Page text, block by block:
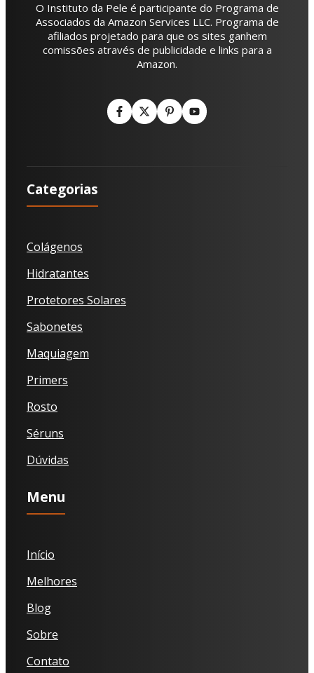
O Instituto da Pele é participante do Programa de
Associados da Amazon Services LLC. Programa de
afiliados projetado para que os sites ganhem
comissões através de publicidade e links para a
Amazon.
Categorias
Colágenos
Hidratantes
Protetores Solares
Sabonetes
Maquiagem
Primers
Rosto
Séruns
Dúvidas
Menu
Início
Melhores
Blog
Sobre
Contato